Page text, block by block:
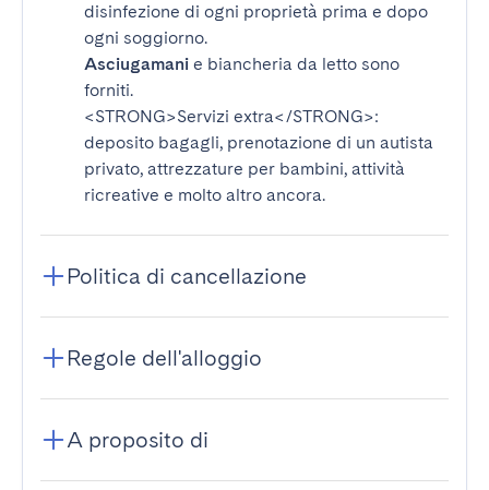
disinfezione di ogni proprietà prima e dopo
ogni soggiorno.
Asciugamani e biancheria da letto sono
forniti.
<STRONG>Servizi extra</STRONG>:
deposito bagagli, prenotazione di un autista
privato, attrezzature per bambini, attività
ricreative e molto altro ancora.
Politica di cancellazione
Regole dell'alloggio
A proposito di